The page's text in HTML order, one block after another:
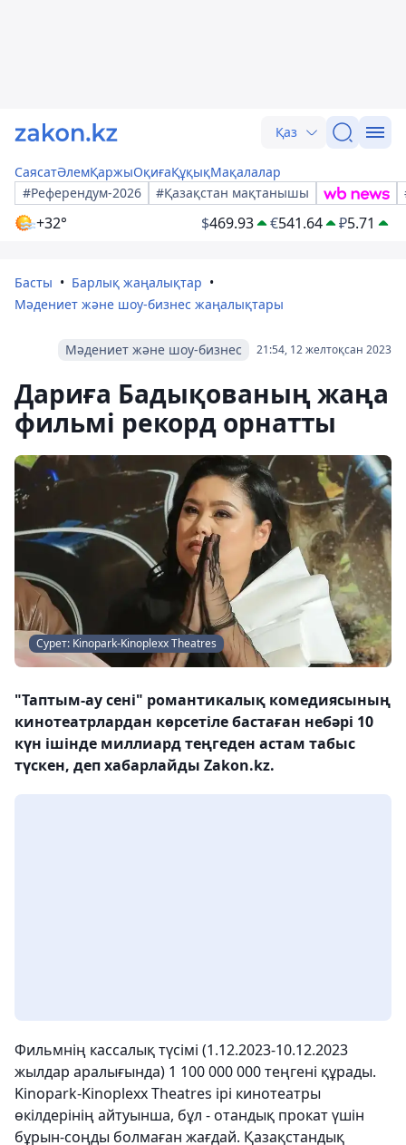
Қаз
СаясатӘлемҚаржыОқиғаҚұқықМақалалар
#Референдум-2026
#Қазақстан мақтанышы
+32° $469.93 €541.64 ₽5.71
Басты
Барлық жаңалықтар
Мәдениет және шоу-бизнес жаңалықтары
21:54, 12 желтоқсан 2023
Мәдениет және шоу-бизнес
Дариға Бадықованың жаңа
фильмі рекорд орнатты
Сурет: Kinopark-Kinoplexx Theatres
"Таптым-ау сені" романтикалық комедиясының
кинотеатрлардан көрсетіле бастаған небәрі 10
күн ішінде миллиард теңгеден астам табыс
түскен, деп хабарлайды Zakon.kz.
Фильмнің кассалық түсімі (1.12.2023-10.12.2023
жылдар аралығында) 1 100 000 000 теңгені құрады.
Kinopark-Kinoplexx Theatres ірі кинотеатры
өкілдерінің айтуынша, бұл - отандық прокат үшін
бұрын-соңды болмаған жағдай. Қазақстандық